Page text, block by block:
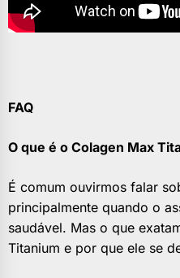
FAQ
O que é o Colagen Max
É comum ouvirmos falar
principalmente quando o
saudável. Mas o que
Titanium e por que ele se